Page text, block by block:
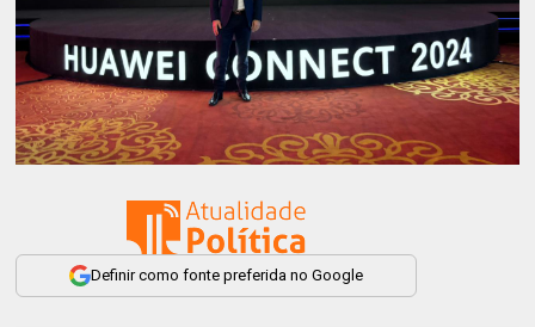
Definir como fonte preferida no Google